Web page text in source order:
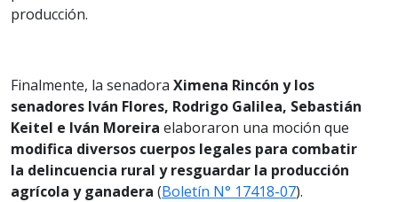
producción.
Finalmente, la senadora Ximena Rincón y los
senadores Iván Flores, Rodrigo Galilea, Sebastián
Keitel e Iván Moreira elaboraron una moción que
modifica diversos cuerpos legales para combatir
la delincuencia rural y resguardar la producción
agrícola y ganadera (Boletín N° 17418-07).